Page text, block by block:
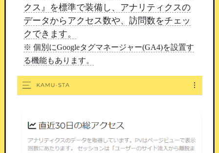
在庫管理を外した景品は本数が減らないため、参
加賞のように何人でも当たる枠として使えます。
クス』を標準で装備し、アナリティクスの
データからアクセス数や、訪問数をチェッ
クできます。
※ 個別にGoogleタグマネージャー(GA4)を設置す
る機能もあります。